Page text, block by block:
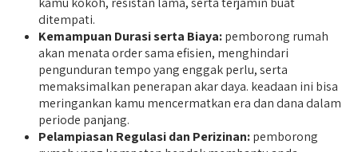
ditempati.
Kemampuan Durasi serta Biaya:pemborong rumah
akan menata order sama efisien, menghindari
pengunduran tempo yang enggak perlu, serta
memaksimalkan penerapan akar daya. keadaan ini bisa
meringankan kamu mencermatkan era dan dana dalam
periode panjang.
Pelampiasan Regulasi dan Perizinan:pemborong